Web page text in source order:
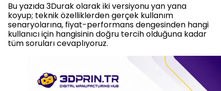
Bu yazıda 3Durak olarak iki versiyonu yan yana
koyup; teknik özelliklerden gerçek kullanım
senaryolarına, fiyat-performans dengesinden hangi
kullanıcı için hangisinin doğru tercih olduğuna kadar
tüm soruları cevaplıyoruz.